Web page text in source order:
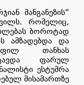
მანგანეზის“
რომელიც,
ბოროტად
ამზადებდა და
თანხას
ფარულ
ესტუმრა
მისამართზე